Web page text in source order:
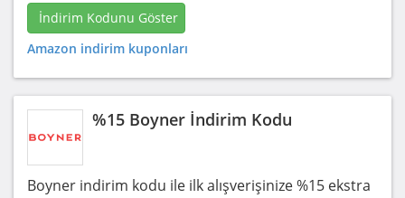
İndirim Kodunu Göster
Amazon indirim kuponları
%15 Boyner İndirim Kodu
Boyner indirim kodu ile ilk alışverişinize %15 ekstra